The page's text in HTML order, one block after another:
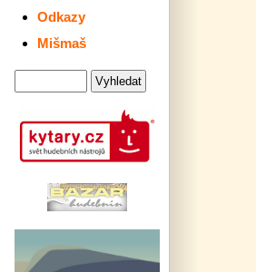
Odkazy
Mišmaš